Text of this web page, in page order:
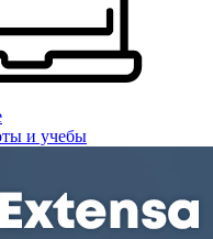
и учебы